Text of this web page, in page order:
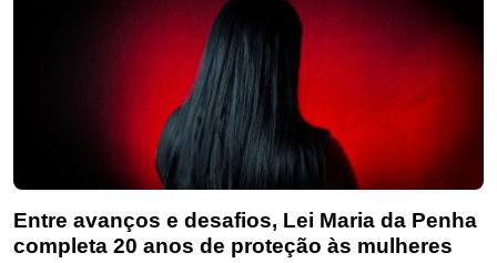
Entre avanços e desafios, Lei Maria da Penha
completa 20 anos de proteção às mulheres